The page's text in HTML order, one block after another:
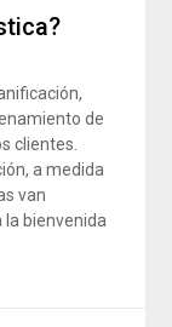
de
clientes.
a medida
van
la bienvenida